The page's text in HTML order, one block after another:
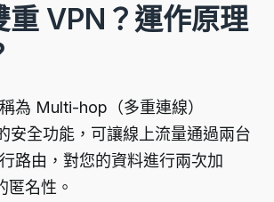
重 VPN？運作原理
為 Multi-hop（多重連線）
安全功能，可讓線上流量通過兩台
路由，對您的資料進行兩次加
匿名性。